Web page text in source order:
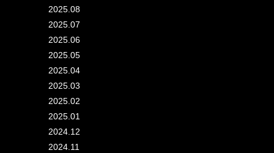
2025.08
2025.07
2025.06
2025.05
2025.04
2025.03
2025.02
2025.01
2024.12
2024.11